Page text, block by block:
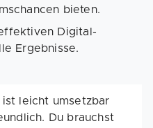
bieten.
Digital-
Ergebnisse.
leicht umsetzbar
Du brauchst